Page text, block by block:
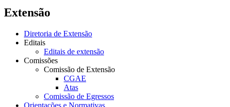
Extensão
Diretoria de Extensão
Editais
Editais de extensão
Comissões
Comissão de Extensão
CGAE
Atas
Comissão de Egressos